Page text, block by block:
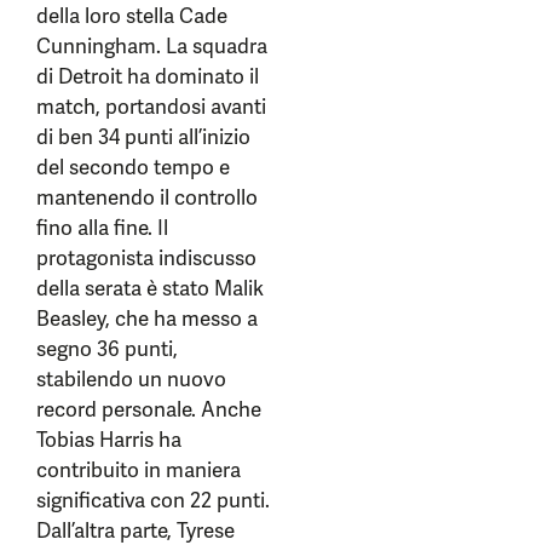
della loro stella Cade
Cunningham. La squadra
di Detroit ha dominato il
match, portandosi avanti
di ben 34 punti all’inizio
del secondo tempo e
mantenendo il controllo
fino alla fine. Il
protagonista indiscusso
della serata è stato Malik
Beasley, che ha messo a
segno 36 punti,
stabilendo un nuovo
record personale. Anche
Tobias Harris ha
contribuito in maniera
significativa con 22 punti.
Dall’altra parte, Tyrese